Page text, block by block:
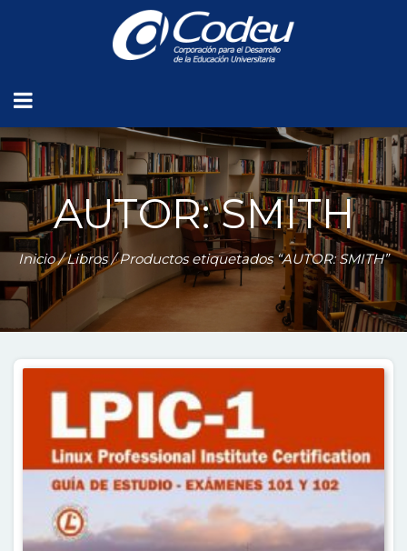
AUTOR: SMITH
Inicio/Libros/ Productos etiquetados “AUTOR: SMITH”